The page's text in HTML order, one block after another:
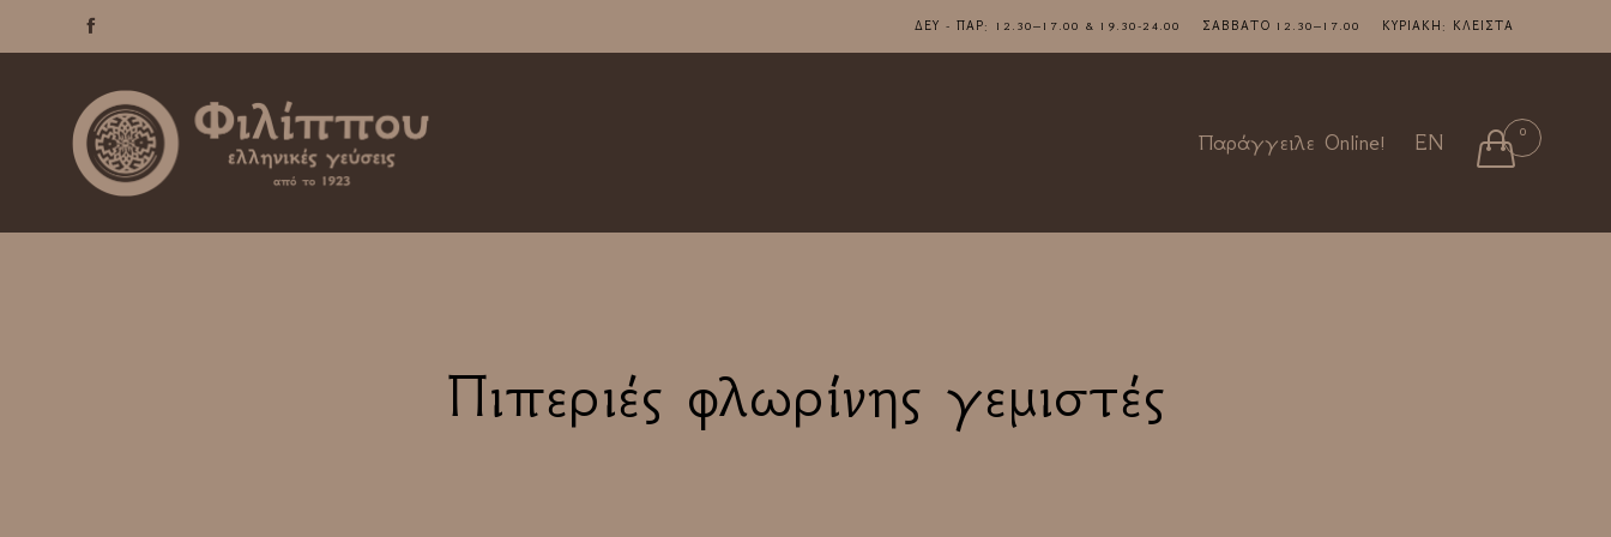
 ΔΕΥ - ΠΑΡ: 12.30–17.00 & 19.30-24.00 ΣΑΒΒΑΤΟ 12.30–17.00 ΚΥΡΙΑΚΗ: ΚΛΕΙΣΤΑ
Skip
to
Παράγγειλε Online! EN  0
Πιπεριές φλωρίνης γεμιστές